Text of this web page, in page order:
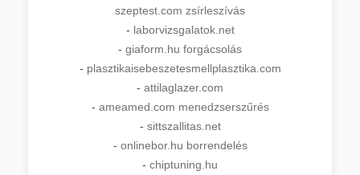
szeptest.com zsírleszívás
- laborvizsgalatok.net
- giaform.hu forgácsolás
- plasztikaisebeszetesmellplasztika.com
- attilaglazer.com
- ameamed.com menedzserszűrés
- sittszallitas.net
- onlinebor.hu borrendelés
- chiptuning.hu